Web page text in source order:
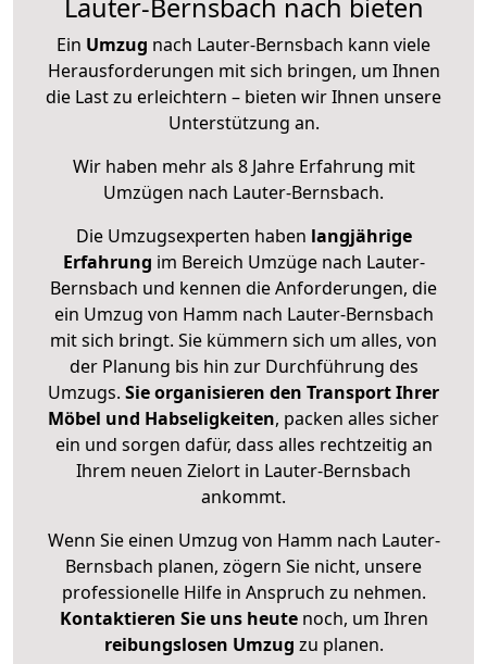
Lauter-Bernsbach nach bieten
Ein Umzug nach Lauter-Bernsbach kann viele
Herausforderungen mit sich bringen, um Ihnen
die Last zu erleichtern – bieten wir Ihnen unsere
Unterstützung an.
Wir haben mehr als 8 Jahre Erfahrung mit
Umzügen nach Lauter-Bernsbach.
Die Umzugsexperten haben langjährige
Erfahrung im Bereich Umzüge nach Lauter-
Bernsbach und kennen die Anforderungen, die
ein Umzug von Hamm nach Lauter-Bernsbach
mit sich bringt. Sie kümmern sich um alles, von
der Planung bis hin zur Durchführung des
Umzugs. Sie organisieren den Transport Ihrer
Möbel und Habseligkeiten, packen alles sicher
ein und sorgen dafür, dass alles rechtzeitig an
Ihrem neuen Zielort in Lauter-Bernsbach
ankommt.
Wenn Sie einen Umzug von Hamm nach Lauter-
Bernsbach planen, zögern Sie nicht, unsere
professionelle Hilfe in Anspruch zu nehmen.
Kontaktieren Sie uns heutenoch, um Ihren
reibungslosen Umzug zu planen.